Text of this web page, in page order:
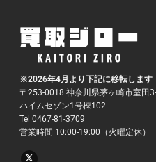
※2026年4月より下記に移転します
〒253-0018 神奈川県茅ヶ崎市室田
ハイムセゾン1号棟102
Tel 0467-81-3709
営業時間 10:00-19:00（火曜定休）